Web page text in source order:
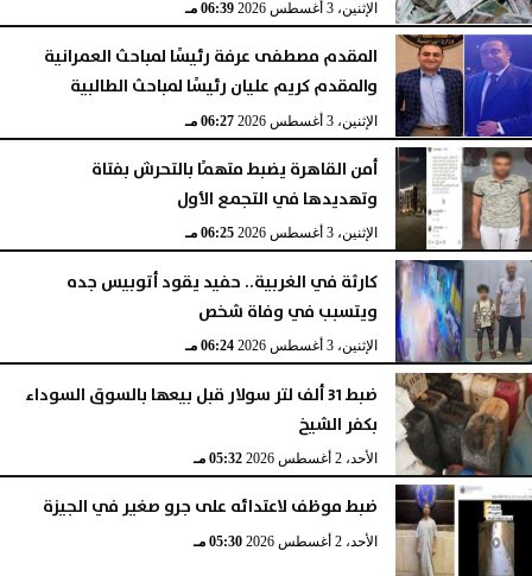
الإثنين، 3 أغسطس 2026 06:39 مـ
المقدم مصطفى عرفة رئيسًا لمباحث العمرانية
والمقدم كريم عليان رئيسًا لمباحث الطالبية
الإثنين، 3 أغسطس 2026 06:27 مـ
أمن القاهرة يضبط متهمًا بالتحرش بفتاة
وتهديدها في التجمع الأول
الإثنين، 3 أغسطس 2026 06:25 مـ
كارثة في الغربية.. حفيد يقود أتوبيس جده
ويتسبب في وفاة شخص
الإثنين، 3 أغسطس 2026 06:24 مـ
ضبط 31 ألف لتر سولار قبل بيعها بالسوق السوداء
بكفر الشيخ
الأحد، 2 أغسطس 2026 05:32 مـ
ضبط موظف لاعتدائه على جرو صغير في الجيزة
الأحد، 2 أغسطس 2026 05:30 مـ